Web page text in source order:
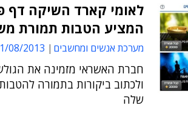
לאומי קארד השיקה דף
המציע הטבות תמורת
מערכת אנשים ומחשבים 08/2013 08:39
חברת האשראי מזמינה את
ולכתוב ביקורות בתמורה
שלה